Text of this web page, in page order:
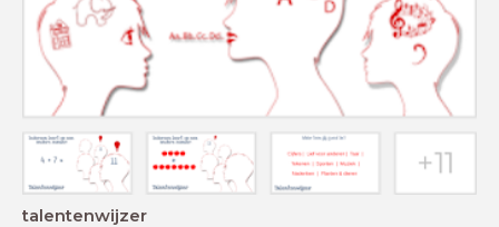
talentenwijzer